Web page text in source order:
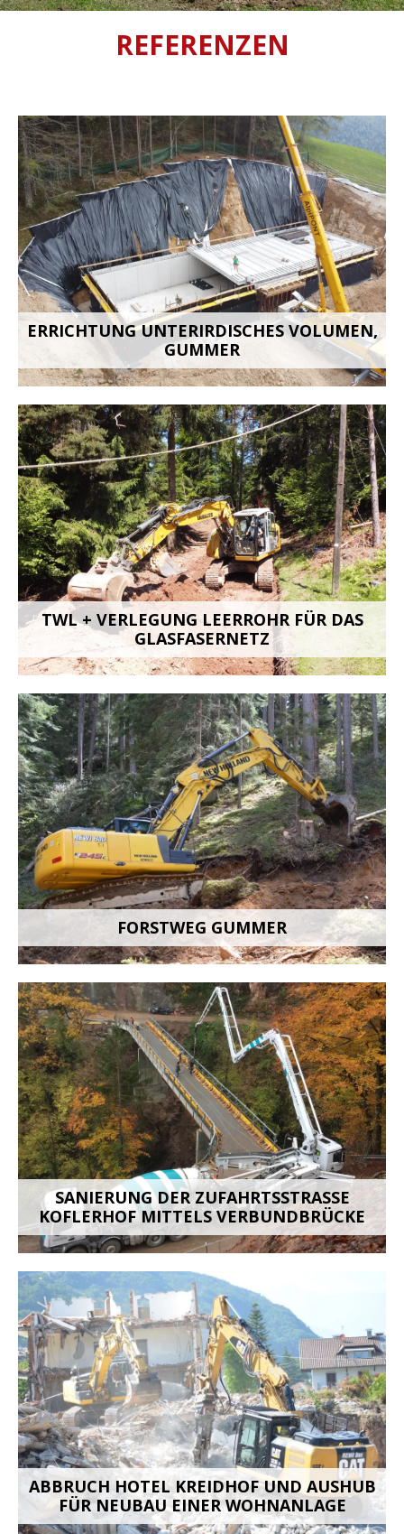
REFERENZEN
ERRICHTUNG UNTERIRDISCHES VOLUMEN,
GUMMER
TWL + VERLEGUNG LEERROHR FÜR DAS
GLASFASERNETZ
FORSTWEG GUMMER
SANIERUNG DER ZUFAHRTSSTRASSE K
OFLERHOF MITTELS VERBUNDBRÜCKE
ABBRUCH HOTEL KREIDHOF UND AUSHUB
FÜR NEUBAU EINER WOHNANLAGE